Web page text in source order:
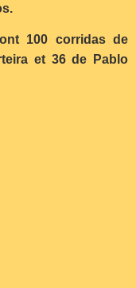
100 corridas de
et 36 de Pablo